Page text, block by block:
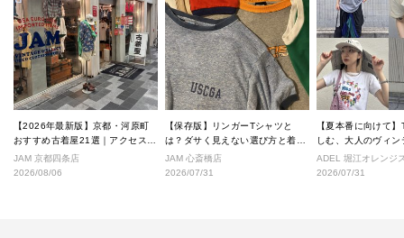
【2026年最新版】京都・河原町
おすすめ古着屋21選｜アクセス良
好な絶対行くべきショップ厳選！
JAM 京都四条店
2026/08/06
【保存版】リンガーTシャツと
は？ダサく見えない選び方と着こ
なし完全ガイド
JAM 心斎橋店
2026/07/31
【夏本番に向けて
しむ、大人のヴィ
ル
ADEL 堀江オレンジ
2026/07/31